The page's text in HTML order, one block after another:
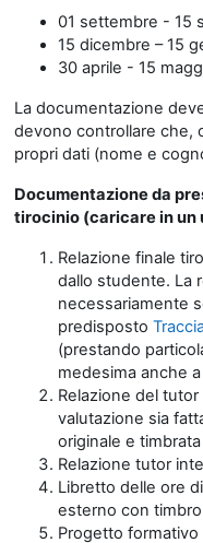
01 settembre - 15
15 dicembre – 15
30 aprile - 15
La documentazione
devono controllare che,
propri dati (nome e
Documentazione da
tirocinio (caricare in un
Relazione finale
dallo studente. La
necessariamente
predisposto
(prestando
medesima anche
Relazione del
valutazione sia
originale e
Relazione tutor
Libretto delle ore
esterno con
Progetto formativo